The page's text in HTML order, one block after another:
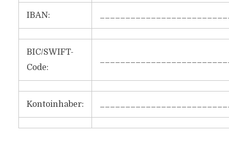
IBAN:
BIC/SWIFT-
Code:
Kontoinhaber: